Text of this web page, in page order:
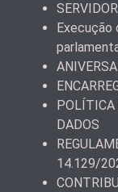
SERVIDOR
Execução
POLÍTICA
DADOS
14.129/